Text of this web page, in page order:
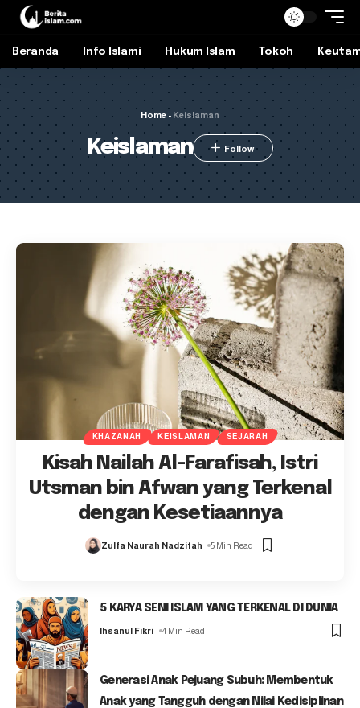
Beranda Info Islami Hukum Islam Tokoh
Home - Keislaman
Keislaman
KHAZANAH KEISLAMAN SEJARAH
Kisah Nailah Al-Farafisah, Istri
Utsman bin Afwan yang Terkenal
dengan Kesetiaannya
Zulfa Naurah Nadzifah 5 Min Read
5 KARYA SENI ISLAM YANG TERKENAL DI DUNIA
Ihsanul Fikri 4 Min Read
Generasi Anak Pejuang Subuh: Membentuk
Anak yang Tangguh dengan Nilai Kedisiplinan